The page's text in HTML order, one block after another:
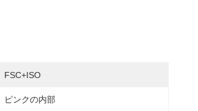
FSC+ISO
ピンクの内部